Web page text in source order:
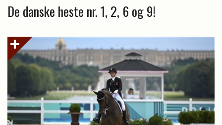
De danske heste nr. 1, 2, 6 og 9!